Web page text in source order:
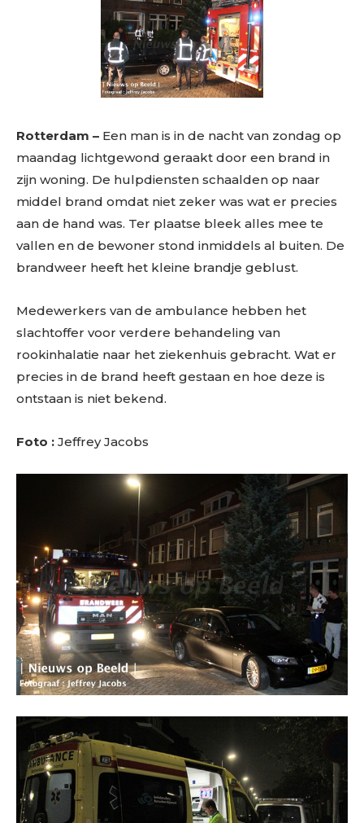
Rotterdam – Een man is in de nacht van zondag op
maandag lichtgewond geraakt door een brand in
zijn woning. De hulpdiensten schaalden op naar
middel brand omdat niet zeker was wat er precies
aan de hand was. Ter plaatse bleek alles mee te
vallen en de bewoner stond inmiddels al buiten. De
brandweer heeft het kleine brandje geblust.
Medewerkers van de ambulance hebben het
slachtoffer voor verdere behandeling van
rookinhalatie naar het ziekenhuis gebracht. Wat er
precies in de brand heeft gestaan en hoe deze is
ontstaan is niet bekend.
Foto : Jeffrey Jacobs